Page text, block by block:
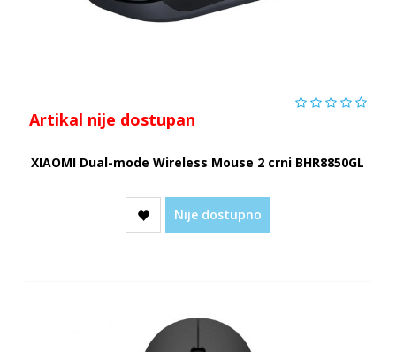
Artikal nije dostupan
XIAOMI Dual-mode Wireless Mouse 2 crni BHR8850GL
Nije dostupno